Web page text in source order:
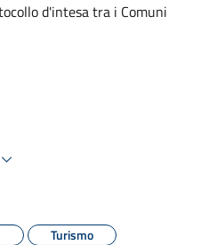
d'intesa tra i Comuni
Turismo